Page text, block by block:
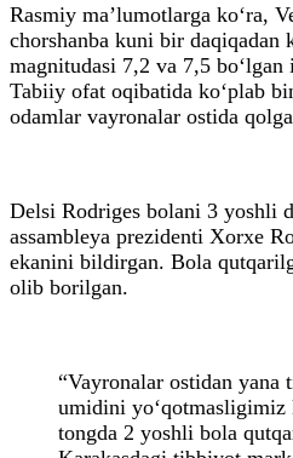
Rasmiy ma’lumotlarga ko‘ra,
chorshanba kuni bir daqiqadan
magnitudasi 7,2 va 7,5
Tabiiy ofat oqibatida ko‘plab
odamlar vayronalar ostida
Delsi Rodriges bolani 3 yoshli
assambleya prezidenti Xorxe
ekanini bildirgan. Bola
olib borilgan.
“Vayronalar ostidan
umidini yo‘qotmasligimiz
tongda 2 yoshli bola